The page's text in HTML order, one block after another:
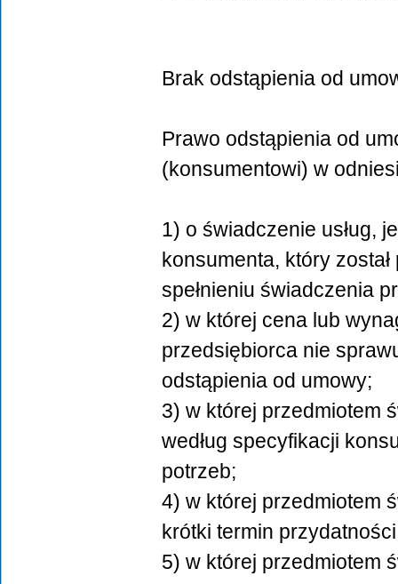
Brak odstąpienia od
Prawo odstąpienia od
(konsumentowi) w
1) o świadczenie usług,
konsumenta, który
spełnieniu świadczenia
2) w której cena lub
przedsiębiorca nie
odstąpienia od umowy;
3) w której przedmiotem
według specyfikacji
potrzeb;
4) w której przedmiotem
krótki termin
5) w której przedmiotem